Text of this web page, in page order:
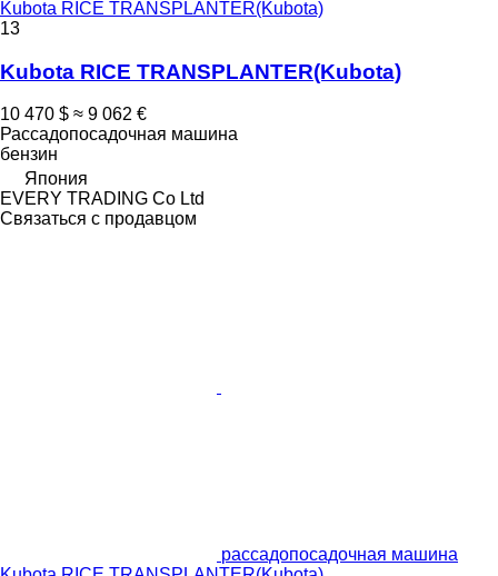
Kubota RICE TRANSPLANTER(Kubota)
13
Kubota RICE TRANSPLANTER(Kubota)
10 470 $ ≈ 9 062 €
Рассадопосадочная машина
бензин
Япония
EVERY TRADING Co Ltd
Связаться с продавцом
рассадопосадочная машина